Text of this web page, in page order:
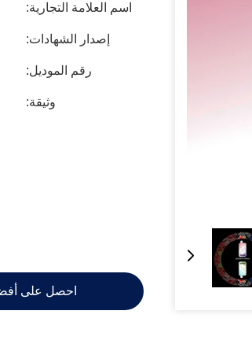
اسم العلامة التجارية:
إصدار الشهادات:
رقم الموديل:
وثيقة:
احصل على